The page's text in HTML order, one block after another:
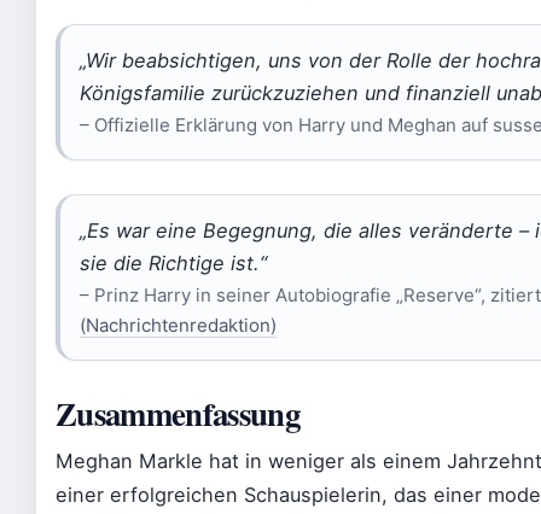
„Wir beabsichtigen, uns von der Rolle der
Königsfamilie zurückzuziehen und finanziell
– Offizielle Erklärung von Harry und Meghan auf
„Es war eine Begegnung, die alles veränderte
sie die Richtige ist.“
– Prinz Harry in seiner Autobiografie „Reserve“,
(Nachrichtenredaktion)
Zusammenfassung
Meghan Markle hat in weniger als einem
einer erfolgreichen Schauspielerin, das einer